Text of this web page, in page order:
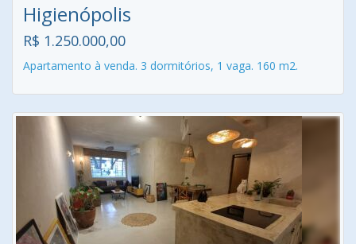
Higienópolis
R$ 1.250.000,00
Apartamento à venda. 3 dormitórios, 1 vaga. 160 m2.